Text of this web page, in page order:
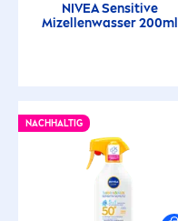
NIVEA Sensitive
Mizellenwasser 200ml
NACHHALTIG